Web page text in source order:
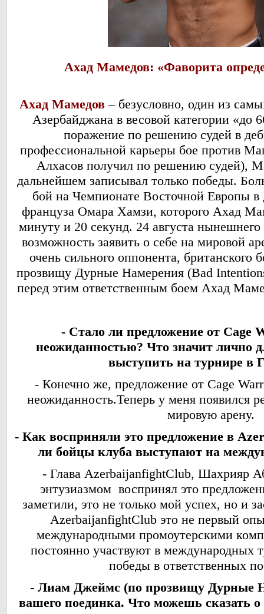
Ахад Мамедов: «Фаворита
Ахад Мамедов – безусловно, один из
Азербайджана в весовой категории «до
поражение по решению судей в
профессиональной карьеры бое против
Алхасов получил по решению судей),
дальнейшем записывал только победы.
бой на Чемпионате Восточной Европы в
француза Омара Хамзи, которого Ахад
минуту и 20 секунд. 24 августа нынешнего
возможность заявить о себе на мировой
очень сильного оппонента,
прозвищу Дурные Намерения (Bad
перед этим ответственным боем Ахад
- Стало ли предложение от Cage
неожиданностью? Что значит лично
выступить на турнире в
- Конечно же, предложение от Cage
неожиданность.Теперь у меня появился
мировую арену.
- Как восприняли это предложение в
ли бойцы клуба выступают на
- Глава AzerbaijanfightClub, Шахрияр
энтузиазмом воспринял это
заметили, это не только мой успех, но и
AzerbaijanfightClub это не первый
международными промоутерскими
постоянно участвуют в международных
победы в ответственных
- Лиам Джеймс (по прозвищу Дурные
вашего поединка. Что можешь сказать